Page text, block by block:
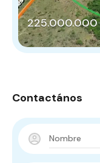
225.000.000
Contactános